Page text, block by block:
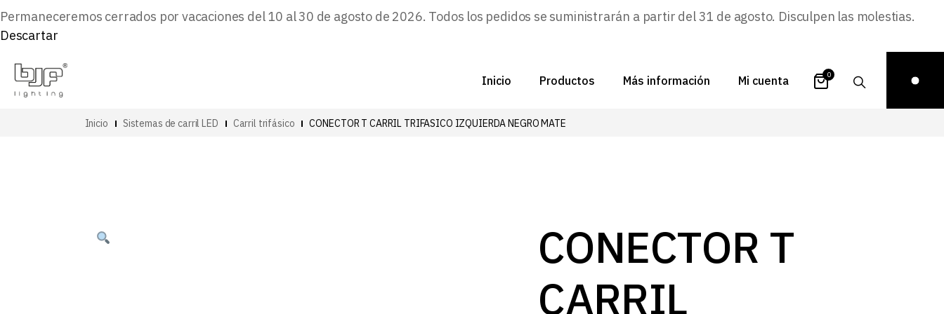
Permaneceremos cerrados por vacaciones del 10 al 30 de agosto de 2026. Todos los pedidos se suministrarán a partir del 31 de agosto. Disculpen las molestias.
Descartar
Inicio Productos Más información
FAQs
Proyectos
Zona de inspiración
Mi cuenta
contraseña
0
Inicio Sistemas de carril LED Carril trifásico CONECTOR T CARRIL TRIFASICO IZQUIERDA NEGRO MATE
CONECTOR T
CARRIL